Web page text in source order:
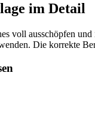
im Detail
voll ausschöpfen
Die korrekte